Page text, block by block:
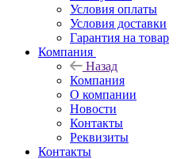
Условия оплаты
Условия доставки
Гарантия на товар
Компания
Назад
Компания
О компании
Новости
Контакты
Реквизиты
Контакты